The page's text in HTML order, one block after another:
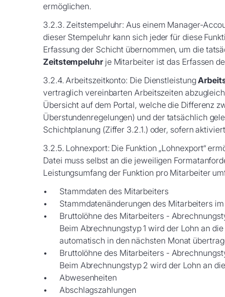
ermöglichen.
3.2.3. Zeitstempeluhr: Aus einem Manager-
dieser Stempeluhr kann sich jeder für diese
Erfassung der Schicht übernommen, um die
Zeitstempeluhr je Mitarbeiter ist das Erfassen
3.2.4. Arbeitszeitkonto: Die Dienstleistung
vertraglich vereinbarten Arbeitszeiten
Übersicht auf dem Portal, welche die Differenz
Überstundenregelungen) und der tatsächlich
Schichtplanung (Ziffer 3.2.1.) oder, sofern
3.2.5. Lohnexport: Die Funktion „Lohnexport“
Datei muss selbst an die jeweiligen
Leistungsumfang der Funktion pro Mitarbeiter
Stammdaten des Mitarbeiters
Stammdatenänderungen des Mitarbeiters
Bruttolöhne des Mitarbeiters -
Beim Abrechnungstyp 1 wird der Lohn an
automatisch in den nächsten Monat
Bruttolöhne des Mitarbeiters -
Beim Abrechnungstyp 2 wird der Lohn an
Abwesenheiten
Abschlagszahlungen